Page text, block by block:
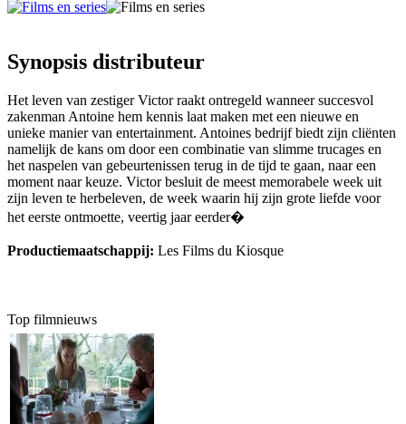
Synopsis distributeur
Het leven van zestiger Victor raakt ontregeld wanneer succesvol
zakenman Antoine hem kennis laat maken met een nieuwe en
unieke manier van entertainment. Antoines bedrijf biedt zijn cliënten
namelijk de kans om door een combinatie van slimme trucages en
het naspelen van gebeurtenissen terug in de tijd te gaan, naar een
moment naar keuze. Victor besluit de meest memorabele week uit
zijn leven te herbeleven, de week waarin hij zijn grote liefde voor
het eerste ontmoette, veertig jaar eerder�
Productiemaatschappij: Les Films du Kiosque
Top filmnieuws